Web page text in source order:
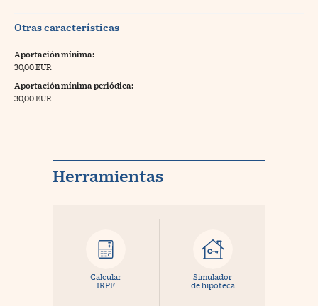
Otras características
Aportación mínima:
30,00 EUR
Aportación mínima periódica:
30,00 EUR
Herramientas
Calcular
IRPF
Simulador
de hipoteca